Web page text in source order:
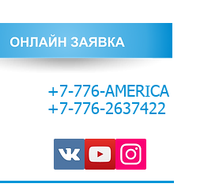
+7-776-AMERICA
+7-776-2637422